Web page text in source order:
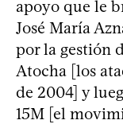
apoyo que le
José María
por la gestión
Atocha [los
de 2004] y
15M [el